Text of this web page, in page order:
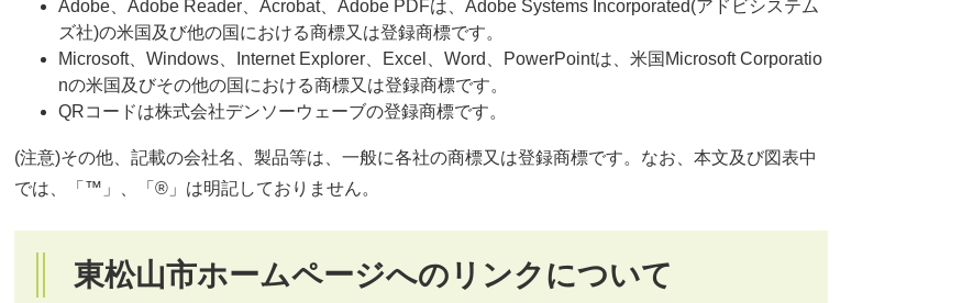
Adobe、Adobe Reader、Acrobat、Adobe PDFは、Adobe Systems Incorporated(アドビシステム
ズ社)の米国及び他の国における商標又は登録商標です。
Microsoft、Windows、Internet Explorer、Excel、Word、PowerPointは、米国Microsoft Corporatio
nの米国及びその他の国における商標又は登録商標です。
QRコードは株式会社デンソーウェーブの登録商標です。
(注意)その他、記載の会社名、製品等は、一般に各社の商標又は登録商標です。なお、本文及び図表中
では、「™」、「®」は明記しておりません。
東松山市ホームページへのリンクについて